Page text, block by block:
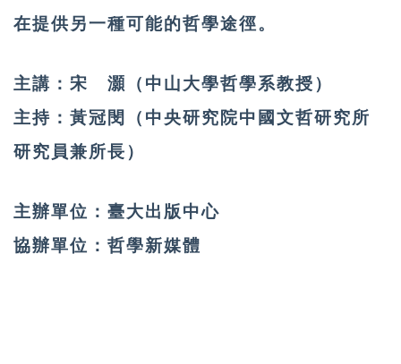
在提供另一種可能的哲學途徑。
主講：宋 灝（中山大學哲學系教授）
主持：黃冠閔（中央研究院中國文哲研究所
研究員兼所長）
主辦單位：臺大出版中心
協辦單位：哲學新媒體